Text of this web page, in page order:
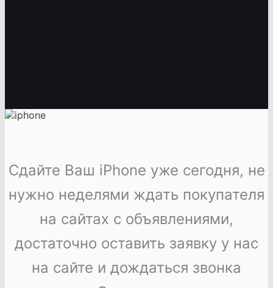
Сдайте Ваш iPhone уже сегодня, не
нужно неделями ждать покупателя
на сайтах с объявлениями,
достаточно оставить заявку у нас
на сайте и дождаться звонка